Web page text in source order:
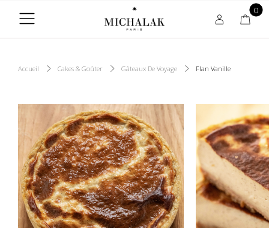
0
Accueil Cakes & Goûter Gâteaux De Voyage Flan Vanille